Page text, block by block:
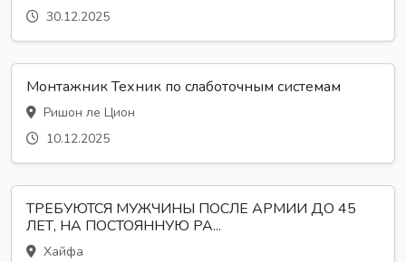
30.12.2025
Монтажник Техник по слаботочным системам
Ришон ле Цион
10.12.2025
ТРЕБУЮТСЯ МУЖЧИНЫ ПОСЛЕ АРМИИ ДО 45
ЛЕТ, НА ПОСТОЯННУЮ РА...
Хайфа